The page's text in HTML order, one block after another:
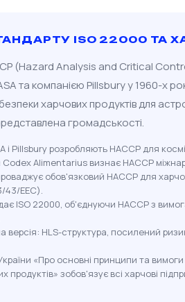
ISO 22000 ТА
(Hazard Analysis and Critical
та компанією Pillsbury у 1960-х
харчових продуктів для
громадськості.
і Pillsbury розробляють HACCP для
Codex Alimentarius визнає HACCP
обов'язковий HACCP для
43/EEC).
ISO 22000, об'єднуючи HACCP з
версія: HLS-структура, посилений
«Про основні принципи та
продуктів» зобов'язує всі харчові